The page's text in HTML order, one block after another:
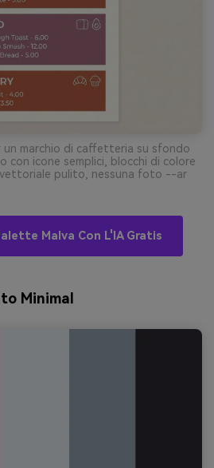
un marchio di caffetteria su sfondo
icone semplici, blocchi di colore
pulito, nessuna foto --ar
Malva Con L'IA Gratis
Minimal